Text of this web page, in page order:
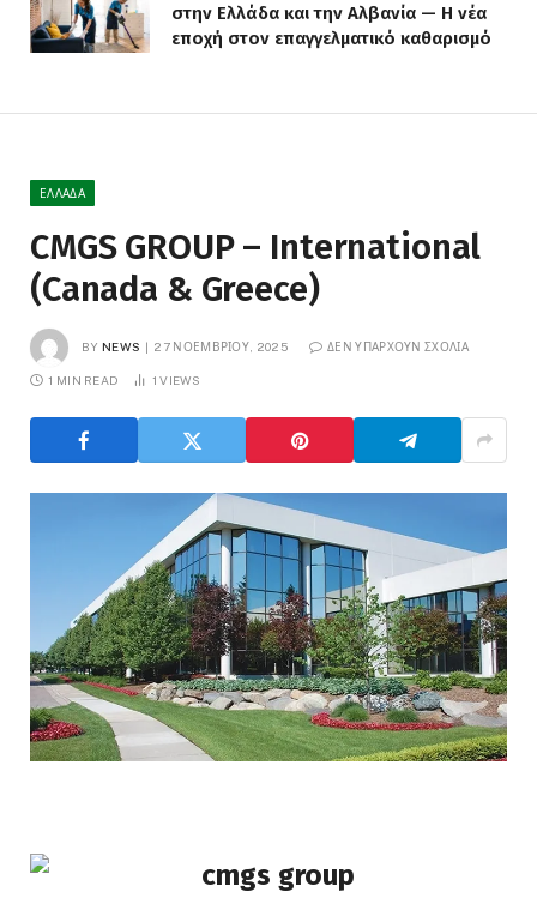
στην Ελλάδα και την Αλβανία — Η νέα
εποχή στον επαγγελματικό καθαρισμό
ΕΛΛΆΔΑ
CMGS GROUP – International
(Canada & Greece)
BY NEWS 27 ΝΟΕΜΒΡΊΟΥ, 2025 ΔΕΝ ΥΠΆΡΧΟΥΝ ΣΧΌΛΙΑ
1 MIN READ 1VIEWS